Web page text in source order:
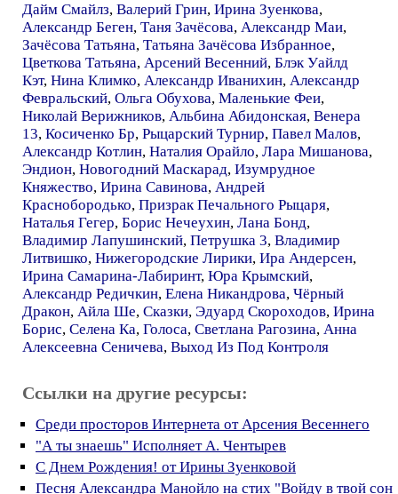
Дайм Смайлз, Валерий Грин, Ирина Зуенкова,
Александр Беген, Таня Зачёсова, Александр Маи,
Зачёсова Татьяна, Татьяна Зачёсова Избранное,
Цветкова Татьяна, Арсений Весенний, Блэк Уайлд
Кэт, Нина Климко, Александр Иванихин, Александр
Февральский, Ольга Обухова, Маленькие Феи,
Николай Верижников, Альбина Абидонская, Венера
13, Косиченко Бр, Рыцарский Турнир, Павел Малов,
Александр Котлин, Наталия Орайло, Лара Мишанова,
Эндион, Новогодний Маскарад, Изумрудное
Княжество, Ирина Савинова, Андрей
Краснобородько, Призрак Печального Рыцаря,
Наталья Гегер, Борис Нечеухин, Лана Бонд,
Владимир Лапушинский, Петрушка 3, Владимир
Литвишко, Нижегородские Лирики, Ира Андерсен,
Ирина Самарина-Лабиринт, Юра Крымский,
Александр Редичкин, Елена Никандрова, Чёрный
Дракон, Айла Ше, Сказки, Эдуард Скороходов, Ирина
Борис, Селена Ка, Голоса, Светлана Рагозина, Анна
Алексеевна Сеничева, Выход Из Под Контроля
Ссылки на другие ресурсы:
Среди просторов Интернета от Арсения Весеннего
"А ты знаешь" Исполняет А. Чентырев
С Днем Рождения! от Ирины Зуенковой
Песня Александра Манойло на стих "Войду в твой сон